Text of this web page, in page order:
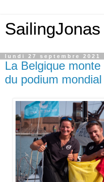
SailingJonas
lundi 27 septembre 2021
La Belgique
du podium